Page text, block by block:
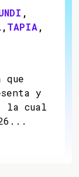
,
,TAPIA,
que
y
la cual